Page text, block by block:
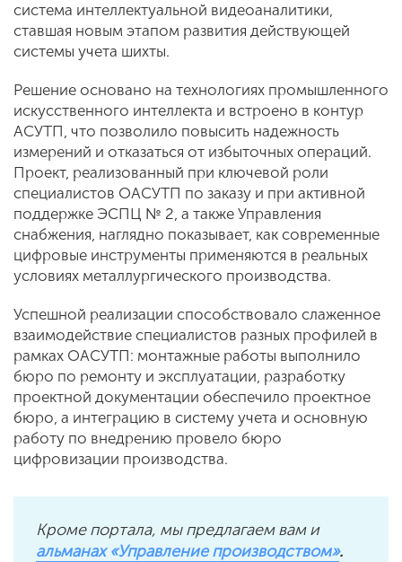
система интеллектуальной видеоаналитики,
ставшая новым этапом развития действующей
системы учета шихты.
Решение основано на технологиях промышленного
искусственного интеллекта и встроено в контур
АСУТП, что позволило повысить надежность
измерений и отказаться от избыточных операций.
Проект, реализованный при ключевой роли
специалистов ОАСУТП по заказу и при активной
поддержке ЭСПЦ № 2, а также Управления
снабжения, наглядно показывает, как современные
цифровые инструменты применяются в реальных
условиях металлургического производства.
Успешной реализации способствовало слаженное
взаимодействие специалистов разных профилей в
рамках ОАСУТП: монтажные работы выполнило
бюро по ремонту и эксплуатации, разработку
проектной документации обеспечило проектное
бюро, а интеграцию в систему учета и основную
работу по внедрению провело бюро
цифровизации производства.
Кроме портала, мы предлагаем вам и
альманах «Управление производством».